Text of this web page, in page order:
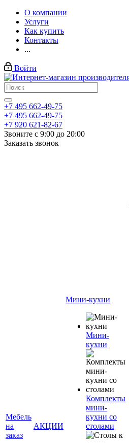
О компании
Услуги
Как купить
Контакты
...
Войти
+7 495 662-49-75
+7 495 662-49-75
+7 920 621-82-67
Звоните с 9:00 до 20:00
Заказать звонок
Мебель
на
заказ
АКЦИИ
Мини-кухни
Мини-
кухни
Комплекты
мини-
кухни со
столами